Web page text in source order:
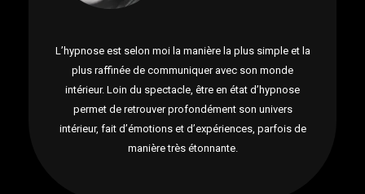
L’hypnose est selon moi la manière la plus simple et la
plus raffinée de communiquer avec son monde
intérieur. Loin du spectacle, être en état d’hypnose
permet de retrouver profondément son univers
intérieur, fait d’émotions et d’expériences, parfois de
manière très étonnante.